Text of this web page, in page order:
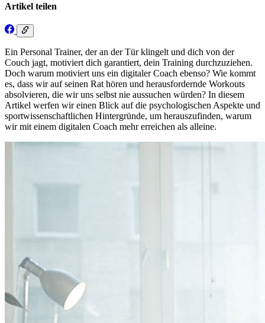
Artikel teilen
Ein Personal Trainer, der an der Tür klingelt und dich von der
Couch jagt, motiviert dich garantiert, dein Training durchzuziehen.
Doch warum motiviert uns ein digitaler Coach ebenso? Wie kommt
es, dass wir auf seinen Rat hören und herausfordernde Workouts
absolvieren, die wir uns selbst nie aussuchen würden? In diesem
Artikel werfen wir einen Blick auf die psychologischen Aspekte und
sportwissenschaftlichen Hintergründe, um herauszufinden, warum
wir mit einem digitalen Coach mehr erreichen als alleine.